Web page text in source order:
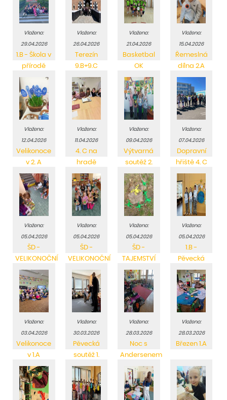
Vloženo:
29.04.2026
1.B - Škola v
přírodě
Vloženo:
26.04.2026
Terezín
9.B+9.C
Vloženo:
21.04.2026
Basketbal
OK
Vloženo:
15.04.2026
Řemeslná
dílna 2.A
Vloženo:
12.04.2026
Velikonoce
v 2. A
Vloženo:
11.04.2026
4. C na
hradě
Vloženo:
09.04.2026
Výtvarná
soutěž 2.
tříd
Vloženo:
07.04.2026
Dopravní
hřiště 4. C
Vloženo:
05.04.2026
ŠD -
VELIKONOČNÍ
SOUTĚŽE
Vloženo:
05.04.2026
ŠD -
VELIKONOČNÍ
ZAJÍČCI
Vloženo:
05.04.2026
ŠD -
TAJEMSTVÍ
ŽABÍHO
RYBNÍKA
Vloženo:
05.04.2026
1.B -
Pěvecká
soutěž
Vloženo:
03.04.2026
Velikonoce
v 1.A
Vloženo:
30.03.2026
Pěvecká
soutěž 1.
ročníků
Vloženo:
28.03.2026
Noc s
Andersenem
2.A, 2.C
Vloženo:
28.03.2026
Březen 1.A